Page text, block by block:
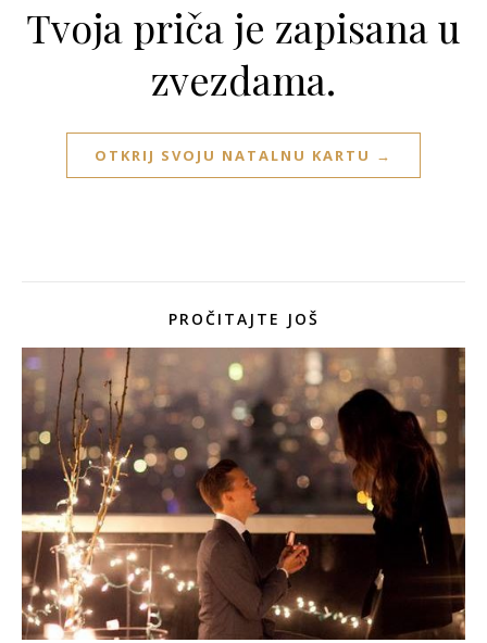
Tvoja priča je zapisana u
zvezdama.
OTKRIJ SVOJU NATALNU KARTU →
PROČITAJTE JOŠ